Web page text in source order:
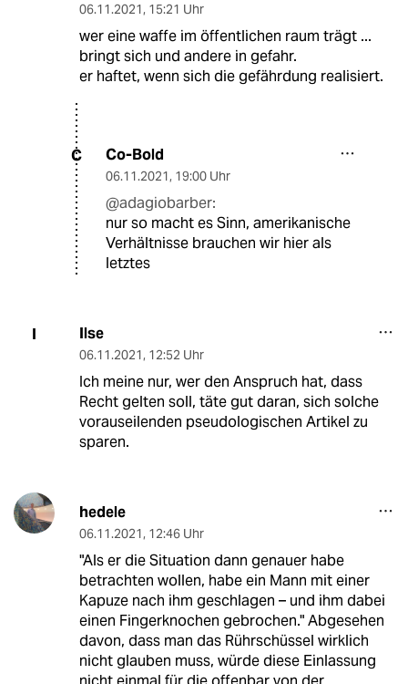
06.11.2021, 15:21 Uhr
wer eine waffe im öffentlichen raum trägt ...
bringt sich und andere in gefahr.
er haftet, wenn sich die gefährdung realisiert.
C Co-Bold
06.11.2021, 19:00 Uhr
@adagiobarber:
nur so macht es Sinn, amerikanische
Verhältnisse brauchen wir hier als
letztes
I Ilse
06.11.2021, 12:52 Uhr
Ich meine nur, wer den Anspruch hat, dass
Recht gelten soll, täte gut daran, sich solche
vorauseilenden pseudologischen Artikel zu
sparen.
hedele
06.11.2021, 12:46 Uhr
"Als er die Situation dann genauer habe
betrachten wollen, habe ein Mann mit einer
Kapuze nach ihm geschlagen – und ihm dabei
einen Fingerknochen gebrochen." Abgesehen
davon, dass man das Rührschüssel wirklich
nicht glauben muss, würde diese Einlassung